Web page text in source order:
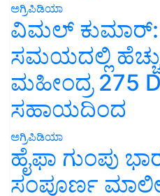
ಅಗ್ರಿಪಿಡಿಯಾ
ವಿಮಲ್
ಸಮಯದಲ್ಲಿ
ಮಹೀಂದ್ರ 275
ಸಹಾಯದಿಂದ
ಅಗ್ರಿಪಿಡಿಯಾ
ಹೈಫಾ ಗುಂಪು
ಸಂಪೂರ್ಣ